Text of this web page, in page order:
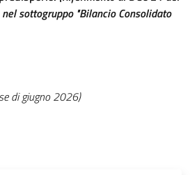
sottogruppo "Bilancio Consolidato
di giugno 2026)